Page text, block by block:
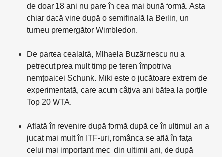
de doar 18 ani nu pare în cea mai bună formă. Asta
chiar dacă vine după o semifinală la Berlin, un
turneu premergător Wimbledon.
De partea cealaltă, Mihaela Buzărnescu nu a
petrecut prea mult timp pe teren împotriva
nemțoaicei Schunk. Miki este o jucătoare extrem de
experimentată, care acum câțiva ani bătea la porțile
Top 20 WTA.
Aflată în revenire după formă după ce în ultimul an a
jucat mai mult în ITF-uri, românca se află în fața
celui mai important meci din ultimii ani, de după